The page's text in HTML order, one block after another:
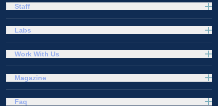
Staff
Labs
Work With Us
Magazine
Faq